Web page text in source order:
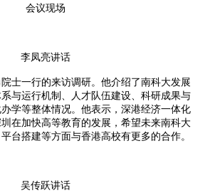
会议现场
李凤亮讲话
士一行的来访调研。他介绍了南科大发展
与运行机制、人才队伍建设、科研成果与
学等整体情况。他表示，深港经济一体化
在加快高等教育的发展，希望未来南科大
台搭建等方面与香港高校有更多的合作。
吴传跃讲话